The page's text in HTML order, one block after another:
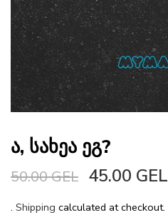
ა, სახეა ეგ?
50.00 GEL 45.00 GEL
. Shipping calculated at checkout.